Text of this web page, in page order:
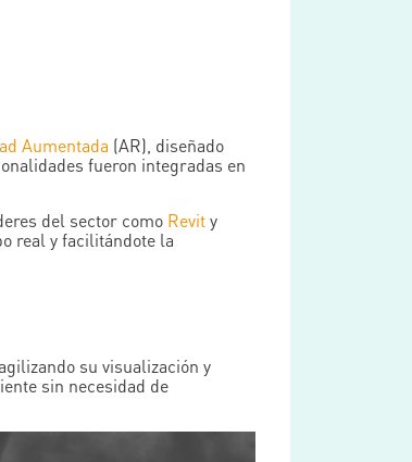
Aumentada (AR), diseñado
fueron integradas en
del sector como Revity
real y facilitándote la
su visualización y
sin necesidad de